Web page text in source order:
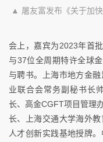
▲ 屠友富发布《关于加
会上，嘉宾为2023年首
与37位全周期特许全球
与聘书。上海市地方金
业联合会常务副秘书长
长、高金CGFT项目管理
长、上海交通大学海外
人才创新实践基地授牌